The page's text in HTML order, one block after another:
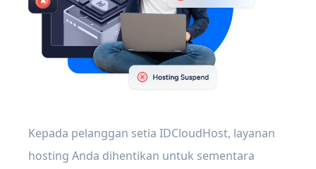
Kepada pelanggan setia IDCloudHost, layanan
hosting Anda dihentikan untuk sementara